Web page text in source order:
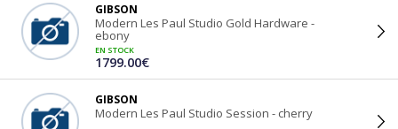
GIBSON
Modern Les Paul Studio Gold Hardware -
ebony
EN STOCK
1799.00€
GIBSON
Modern Les Paul Studio Session - cherry